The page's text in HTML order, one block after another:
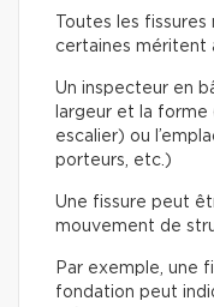
Toutes les
certaines méritent
Un inspecteur en
largeur et la
escalier) ou
porteurs, etc.)
Une fissure peut
mouvement de
Par exemple, une
fondation peut